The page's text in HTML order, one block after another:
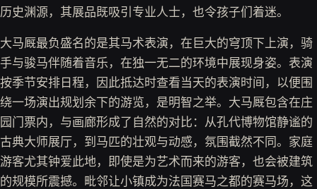
历史渊源，其展品既吸引专业人士，也令孩子们着迷。
大马厩最负盛名的是其马术表演，在巨大的穹顶下上演，骑
手与骏马伴随着音乐，在独一无二的环境中展现身姿。表演
按季节安排日程，因此抵达时查看当天的表演时间，以便围
绕一场演出规划余下的游览，是明智之举。大马厩包含在庄
园门票内，与画廊形成了自然的对比：从孔代博物馆静谧的
古典大师展厅，到马匹的壮观与动感，氛围截然不同。家庭
游客尤其钟爱此地，即使是为艺术而来的游客，也会被建筑
的规模所震撼。毗邻让小镇成为法国赛马之都的赛马场，这